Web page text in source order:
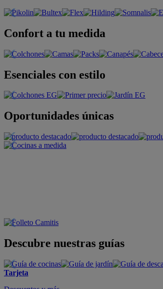
Confort a tu medida
Esenciales con estilo
Oportunidades únicas
Descubre nuestras guías
Tarjeta